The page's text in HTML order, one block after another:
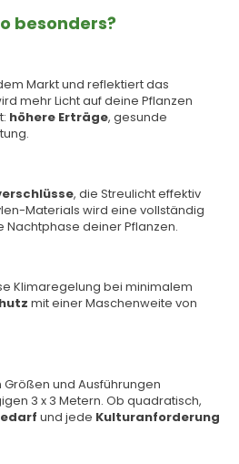
besonders?
Markt und reflektiert das
mehr Licht auf deine Pflanzen
höhere Erträge, gesunde
, die Streulicht effektiv
Materials wird eine vollständig
deiner Pflanzen.
Klimaregelung bei minimalem
mit einer Maschenweite von
und Ausführungen
3 x 3 Metern. Ob quadratisch,
und jede Kulturanforderung